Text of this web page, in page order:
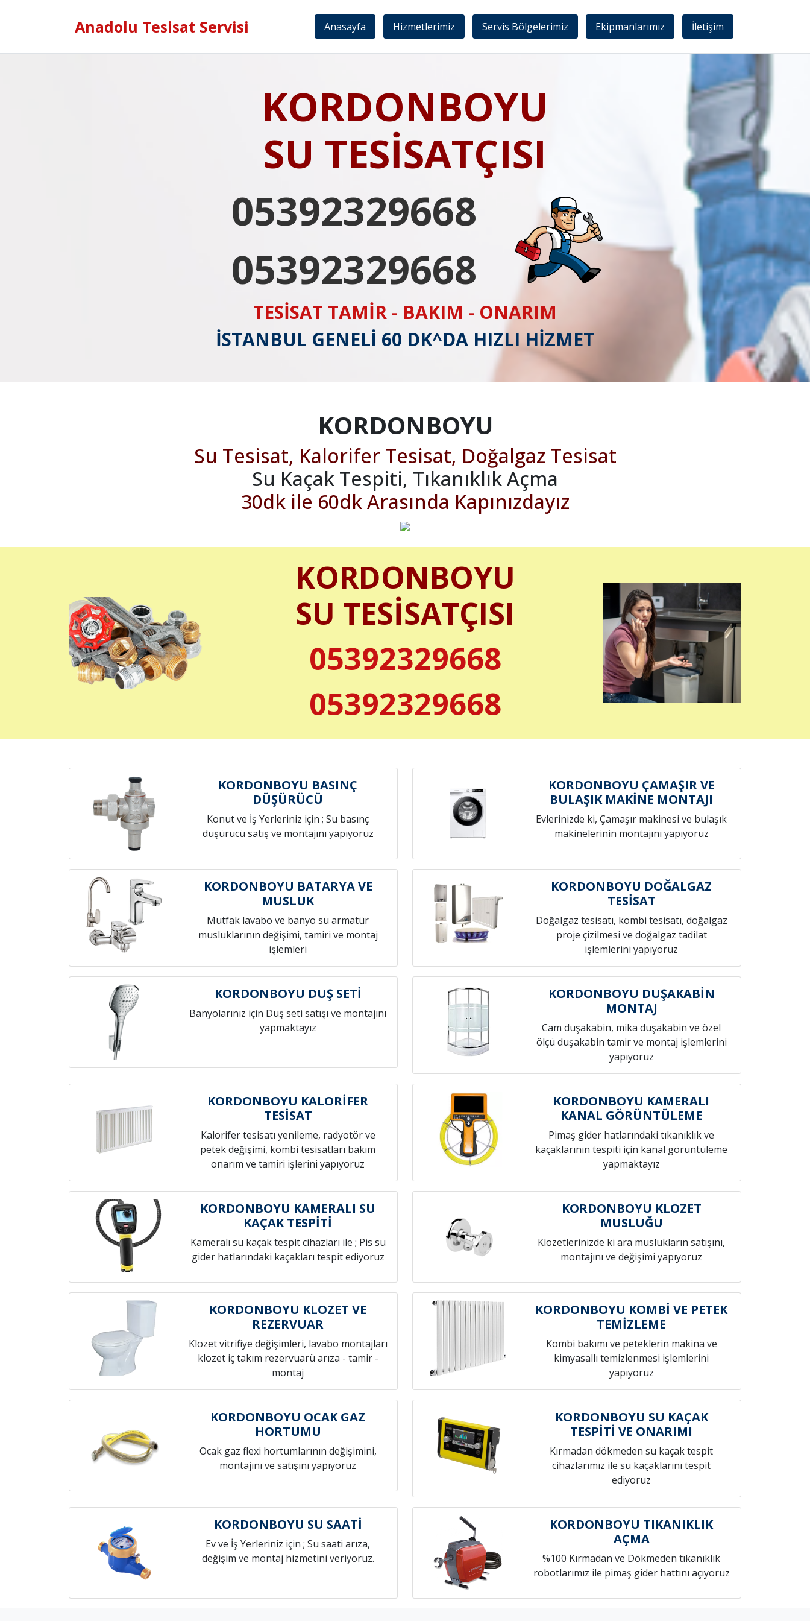
Anadolu Tesisat Servisi Anasayfa Hizmetlerimiz Servis Bölgelerimiz Ekipmanlarımız İletişim
KORDONBOYU
SU TESİSATÇISI
05392329668
05392329668
TESİSAT TAMİR - BAKIM - ONARIM
İSTANBUL GENELİ 60 DK^DA HIZLI HİZMET
KORDONBOYU
Su Tesisat, Kalorifer Tesisat, Doğalgaz Tesisat
Su Kaçak Tespiti, Tıkanıklık Açma
30dk ile 60dk Arasında Kapınızdayız
KORDONBOYU
SU TESİSATÇISI
05392329668
05392329668
KORDONBOYU BASINÇ
DÜŞÜRÜCÜ
Konut ve İş Yerleriniz için ; Su basınç
düşürücü satış ve montajını yapıyoruz
KORDONBOYU ÇAMAŞIR VE
BULAŞIK MAKİNE MONTAJI
Evlerinizde ki, Çamaşır makinesi ve bulaşık
makinelerinin montajını yapıyoruz
KORDONBOYU BATARYA VE
MUSLUK
Mutfak lavabo ve banyo su armatür
musluklarının değişimi, tamiri ve montaj
işlemleri
KORDONBOYU DOĞALGAZ
TESİSAT
Doğalgaz tesisatı, kombi tesisatı, doğalgaz
proje çizilmesi ve doğalgaz tadilat
işlemlerini yapıyoruz
KORDONBOYU DUŞ SETİ
Banyolarınız için Duş seti satışı ve montajını
yapmaktayız
KORDONBOYU DUŞAKABİN
MONTAJ
Cam duşakabin, mika duşakabin ve özel
ölçü duşakabin tamir ve montaj işlemlerini
yapıyoruz
KORDONBOYU KALORİFER
TESİSAT
Kalorifer tesisatı yenileme, radyotör ve
petek değişimi, kombi tesisatları bakım
onarım ve tamiri işlerini yapıyoruz
KORDONBOYU KAMERALI
KANAL GÖRÜNTÜLEME
Pimaş gider hatlarındaki tıkanıklık ve
kaçaklarının tespiti için kanal görüntüleme
yapmaktayız
KORDONBOYU KAMERALI SU
KAÇAK TESPİTİ
Kameralı su kaçak tespit cihazları ile ; Pis su
gider hatlarındaki kaçakları tespit ediyoruz
KORDONBOYU KLOZET
MUSLUĞU
Klozetlerinizde ki ara muslukların satışını,
montajını ve değişimi yapıyoruz
KORDONBOYU KLOZET VE
REZERVUAR
Klozet vitrifiye değişimleri, lavabo montajları
klozet iç takım rezervuarü arıza - tamir -
montaj
KORDONBOYU KOMBİ VE PETEK
TEMİZLEME
Kombi bakımı ve peteklerin makina ve
kimyasallı temizlenmesi işlemlerini
yapıyoruz
KORDONBOYU OCAK GAZ
HORTUMU
Ocak gaz flexi hortumlarının değişimini,
montajını ve satışını yapıyoruz
KORDONBOYU SU KAÇAK
TESPİTİ VE ONARIMI
Kırmadan dökmeden su kaçak tespit
cihazlarımız ile su kaçaklarını tespit
ediyoruz
KORDONBOYU SU SAATİ
Ev ve İş Yerleriniz için ; Su saati arıza,
değişim ve montaj hizmetini veriyoruz.
KORDONBOYU TIKANIKLIK
AÇMA
%100 Kırmadan ve Dökmeden tıkanıklık
robotlarımız ile pimaş gider hattını açıyoruz